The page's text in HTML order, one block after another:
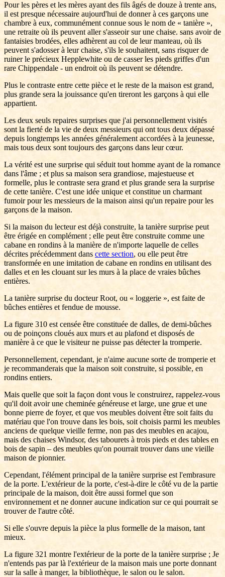
Pour les pères et les mères ayant des fils âgés de douze à trente ans,
il est presque nécessaire aujourd'hui de donner à ces garçons une
chambre à eux, communément connue sous le nom de « tanière »,
une retraite où ils peuvent aller s'asseoir sur une chaise. sans avoir de
fantaisies brodées, elles adhèrent au col de leur manteau, où ils
peuvent s'adosser à leur chaise, s'ils le souhaitent, sans risquer de
ruiner le précieux Hepplewhite ou de casser les pieds griffes d'un
rare Chippendale - un endroit où ils peuvent se détendre.
Plus le contraste entre cette pièce et le reste de la maison est grand,
plus grande sera la jouissance qu'en tireront les garçons à qui elle
appartient.
Les deux seuls repaires surprises que j'ai personnellement visités
sont la fierté de la vie de deux messieurs qui ont tous deux dépassé
depuis longtemps les années généralement accordées à la jeunesse,
mais tous deux sont toujours des garçons dans leur cœur.
La vérité est une surprise qui séduit tout homme ayant de la romance
dans l'âme ; et plus sa maison sera grandiose, majestueuse et
formelle, plus le contraste sera grand et plus grande sera la surprise
de cette tanière. C'est une idée unique et constitue un charmant
fumoir pour les messieurs de la maison ainsi qu'un repaire pour les
garçons de la maison.
Si la maison du lecteur est déjà construite, la tanière surprise peut
être érigée en complément ; elle peut être construite comme une
cabane en rondins à la manière de n'importe laquelle de celles
décrites précédemment dans cette section, ou elle peut être
transformée en une imitation de cabane en rondins en utilisant des
dalles et en les clouant sur les murs à la place de vraies bûches
entières.
La tanière surprise du docteur Root, ou « loggerie », est faite de
bûches entières et fendue de mousse.
La figure 310 est censée être constituée de dalles, de demi-bûches
ou de poinçons cloués aux murs et au plafond et disposés de
manière à ce que le visiteur ne puisse pas détecter la tromperie.
Personnellement, cependant, je n'aime aucune sorte de tromperie et
je recommanderais que la maison soit construite, si possible, en
rondins entiers.
Mais quelle que soit la façon dont vous le construirez, rappelez-vous
qu'il doit avoir une cheminée généreuse et large, une grue et une
bonne pierre de foyer, et que vos meubles doivent être soit faits du
matériau que l'on trouve dans les bois, soit choisis parmi les meubles
anciens de quelque vieille ferme, non pas des meubles en acajou,
mais des chaises Windsor, des tabourets à trois pieds et des tables en
bois de sapin – des meubles qu'on pourrait trouver dans une vieille
maison de pionnier.
Cependant, l'élément principal de la tanière surprise est l'embrasure
de la porte. L'extérieur de la porte, c'est-à-dire le côté vu de la partie
principale de la maison, doit être aussi formel que son
environnement et ne donner aucune indication sur ce qui pourrait se
trouver de l'autre côté.
Si elle s'ouvre depuis la pièce la plus formelle de la maison, tant
mieux.
La figure 321 montre l'extérieur de la porte de la tanière surprise ; Je
n'entends pas par là l'extérieur de la maison mais une porte donnant
sur la salle à manger, la bibliothèque, le salon ou le salon.